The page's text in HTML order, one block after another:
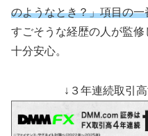
のようなとき？」項目の
すごそうな経歴の人が監
十分安心。
↓３年連続取引